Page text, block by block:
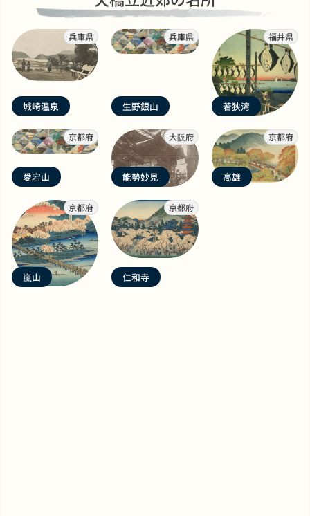
兵庫県
城崎温泉
兵庫県
生野銀山
福井県
若狭湾
京都府
愛宕山
大阪府
能勢妙見
京都府
高雄
京都府
嵐山
京都府
仁和寺